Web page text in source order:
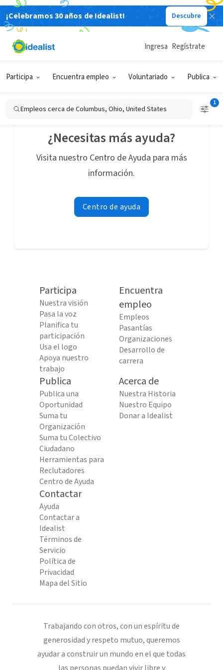
¡Celebramos 30 años de Idealist! Descubre
Participa Encuentra empleo Voluntariado Publica
Ingresa Regístrate
Empleos cerca de Columbus, Ohio, United States
1
Empleos
No hay empleos coincidentes con tu búsqueda:
Todos los empleos cerca de Columbus, Ohio,
United States
Limpiar todos los filtros
¿Necesitas más ayuda?
Visita nuestro Centro de Ayuda para más
información.
Centro de ayuda
Participa
Nuestra visión
Pasa la voz
Planifica tu
participación
Usa el logo
Apoya nuestro
trabajo
Encuentra
empleo
Empleos
Pasantías
Organizaciones
Desarrollo de
carrera
Publica
Publica una
Oportunidad
Suma tu
Organización
Suma tu Colectivo
Ciudadano
Herramientas para
Reclutadores
Centro de Ayuda
Acerca de
Nuestra Historia
Nuestro Equipo
Donar a Idealist
Contactar
Ayuda
Contactar a
Idealist
Términos de
Servicio
Política de
Privacidad
Mapa del Sitio
Trabajando con otros, con un espíritu de
generosidad y respeto mutuo, queremos
ayudar a construir un mundo en el que todas